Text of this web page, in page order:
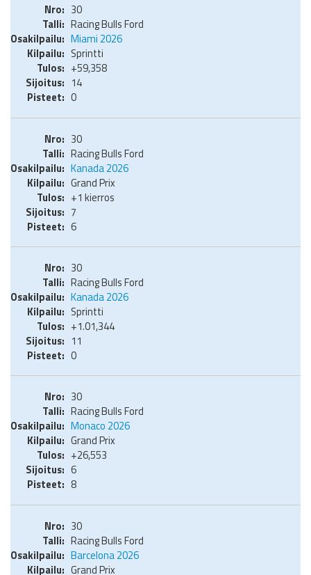
30
Racing Bulls Ford
Miami 2026
Sprintti
+59,358
14
0
30
Racing Bulls Ford
Kanada 2026
Grand Prix
+1 kierros
7
6
30
Racing Bulls Ford
Kanada 2026
Sprintti
+1.01,344
11
0
30
Racing Bulls Ford
Monaco 2026
Grand Prix
+26,553
6
8
30
Racing Bulls Ford
Barcelona 2026
Grand Prix